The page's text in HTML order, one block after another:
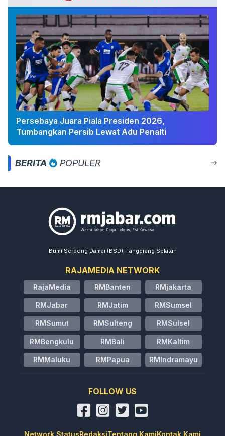
Persebaya Juara Piala Presiden 2026,
Tumbangkan Persib Lewat Adu Penalti
BERITA POPULER
Bumi Serpong Damai (BSD), Tangerang Selatan
RAJAMEDIA NETWORK
RajaMedia RMBanten RMjakarta
RMJabar RMJatim RMSumsel
RMSumut RMSulteng RMSulsel
RMBengkulu RMBali RMKaltim
RMMaluku RMPapua RMIndramayu
FOLLOW US